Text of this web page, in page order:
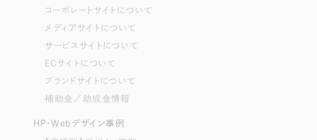
コーポレートサイトについて
メディアサイトについて
サービスサイトについて
ECサイトについて
ブランドサイトについて
補助金／助成金情報
HP・Webデザイン事例